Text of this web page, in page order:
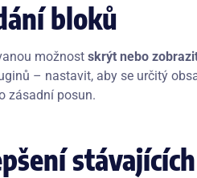
bloků
možnost skrýt nebo
– nastavit, aby se určitý
zásadní posun.
stávajících